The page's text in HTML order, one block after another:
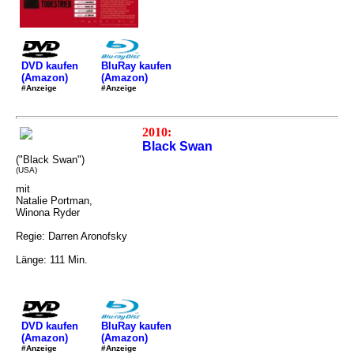
DVD kaufen
(Amazon)
#Anzeige
BluRay kaufen
(Amazon)
#Anzeige
2010:
Black Swan
("Black Swan")
(USA)
mit
Natalie Portman,
Winona Ryder
Regie: Darren Aronofsky
Länge: 111 Min.
DVD kaufen
(Amazon)
#Anzeige
BluRay kaufen
(Amazon)
#Anzeige